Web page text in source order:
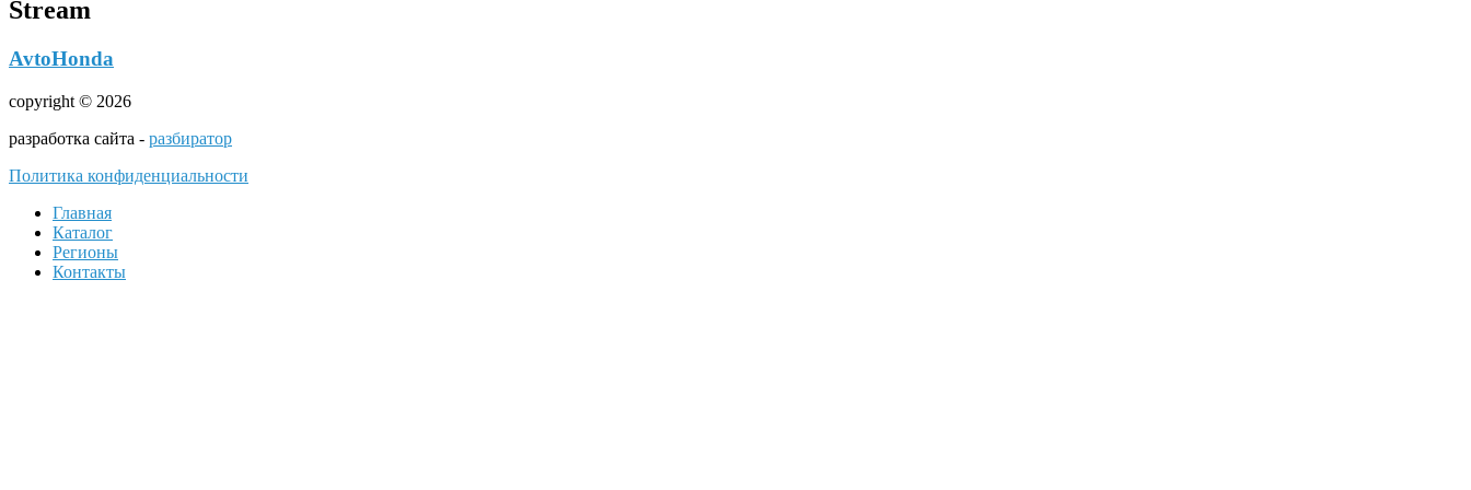
Stream
AvtoHonda
copyright © 2026
разработка сайта - разбиратор
Политика конфиденциальности
Главная
Каталог
Регионы
Контакты